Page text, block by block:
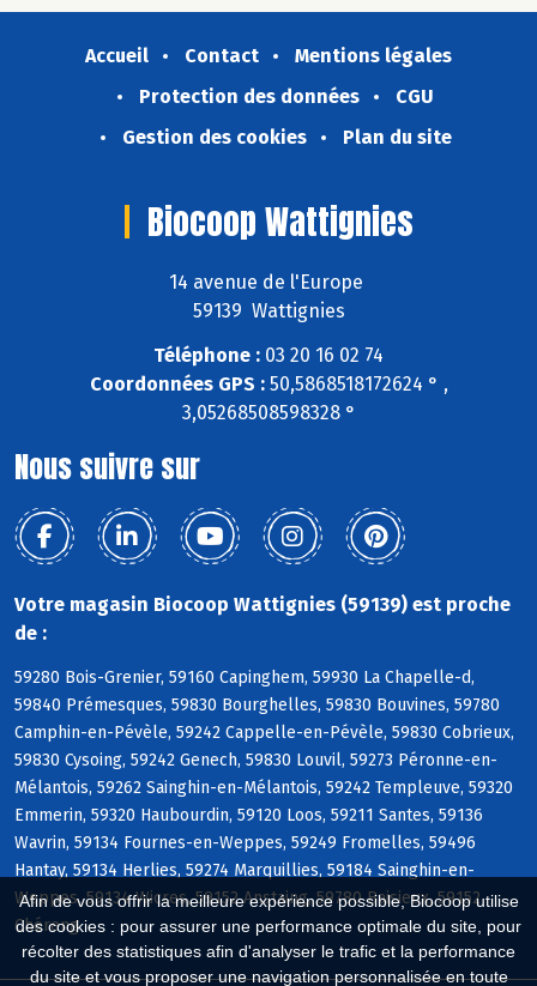
Afin de vous offrir la meilleure expérience possible, Biocoop utilise
des cookies : pour assurer une performance optimale du site, pour
récolter des statistiques afin d'analyser le trafic et la performance
du site et vous proposer une navigation personnalisée en toute
Accueil Contact
Mentions légales
Protection des données
CGU
Gestion des cookies
Plan du site
Biocoop Wattignies
14 avenue de l'Europe
59139 Wattignies
Téléphone : 03 20 16 02 74
Coordonnées GPS :50,5868518172624 ° ,
3,05268508598328 °
Nous suivre sur
Votre magasin Biocoop Wattignies (59139) est proche
de :
59280 Bois-Grenier, 59160 Capinghem, 59930 La Chapelle-d,
59840 Prémesques, 59830 Bourghelles, 59830 Bouvines, 59780
Camphin-en-Pévèle, 59242 Cappelle-en-Pévèle, 59830 Cobrieux,
59830 Cysoing, 59242 Genech, 59830 Louvil, 59273 Péronne-en-
Mélantois, 59262 Sainghin-en-Mélantois, 59242 Templeuve, 59320
Emmerin, 59320 Haubourdin, 59120 Loos, 59211 Santes, 59136
Wavrin, 59134 Fournes-en-Weppes, 59249 Fromelles, 59496
Hantay, 59134 Herlies, 59274 Marquillies, 59184 Sainghin-en-
Weppes, 59134 Wicres, 59152 Anstaing, 59780 Baisieux, 59152
Chéreng